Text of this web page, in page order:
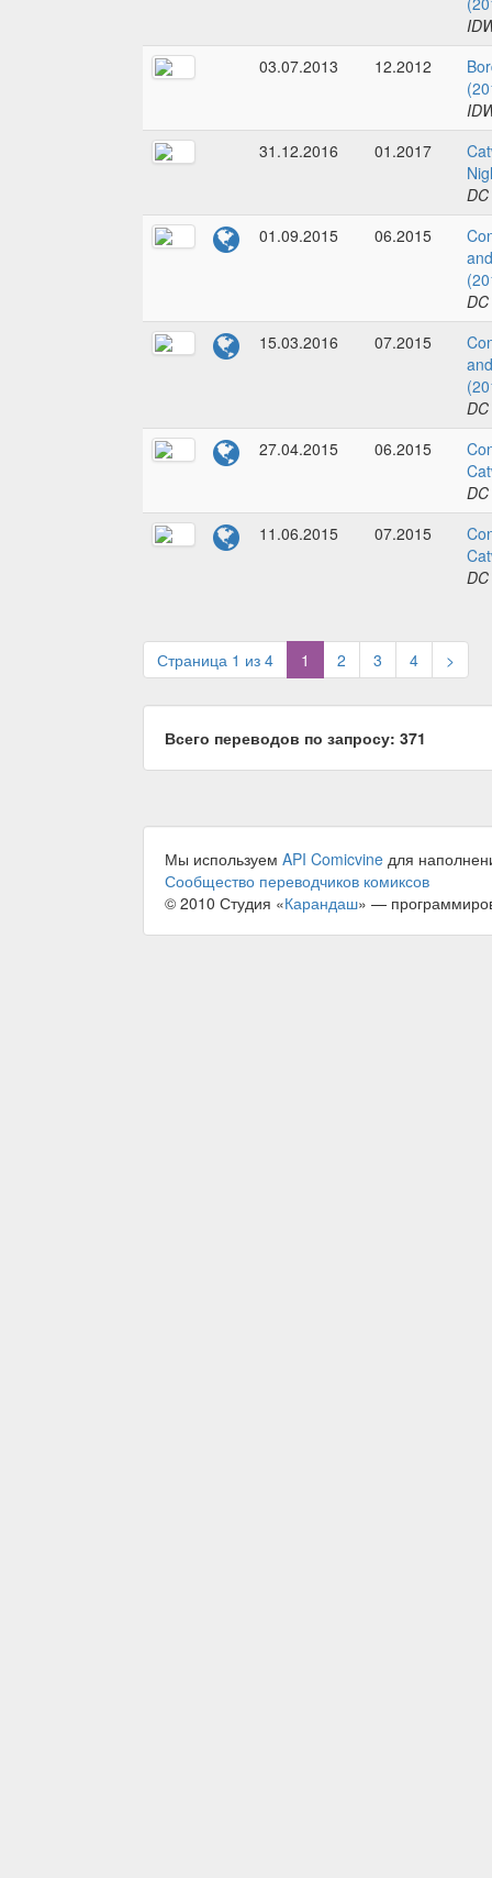
03.07.2013
12.2012
31.12.2016
01.2017
01.09.2015
06.2015
15.03.2016
07.2015
27.04.2015
06.2015
11.06.2015
07.2015
Страница 1 из 4 1 (current)
2 3 4 >
Всего переводов по запросу: 371
Мы используем API Comicvine для
Сообщество переводчиков комиксов
© 2010 Студия «Карандаш» —